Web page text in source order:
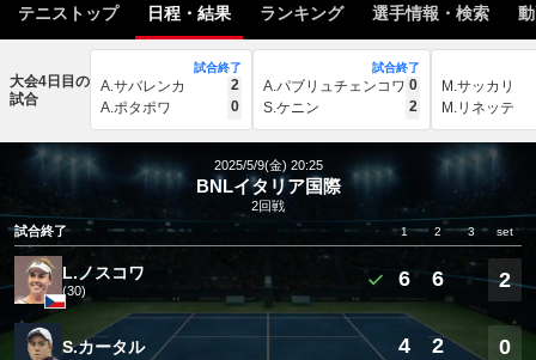
テニストップ 日程・結果 ランキング 選手情報・検索
大会4日目の
試合
試合終了
A.サバレンカ
2
A.ポタポワ
0
試合終了
A.パブリュチェンコワ 0
S.ケニン
2
M.サッカリ
M.リネッテ
2025/5/9(金) 20:25
BNLイタリア国際
2回戦
試合終了
1 2 3 set
L.ノスコワ
(30) 6 6 2
S.カータル 4 2 0